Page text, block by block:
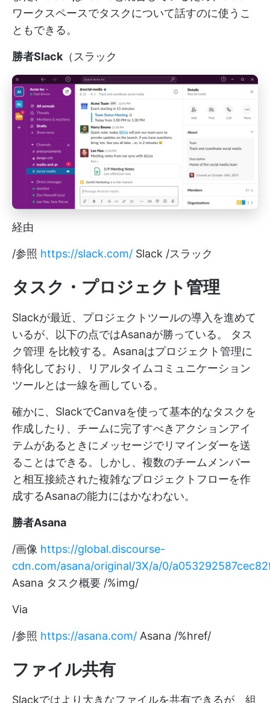
ワークスペースでタスクについて話すのに使うこ
ともできる。
勝者Slack（スラック
経由
/参照 https://slack.com/ Slack /スラック
タスク・プロジェクト管理
Slackが最近、プロジェクトツールの導入を進めて
いるが、以下の点ではAsanaが勝っている。 タス
ク管理 を比較する。Asanaはプロジェクト管理に
特化しており、リアルタイムコミュニケーション
ツールとは一線を画している。
確かに、SlackでCanvaを使って基本的なタスクを
作成したり、チームに完了すべきアクションアイ
テムがあるときにメッセージでリマインダーを送
ることはできる。しかし、複数のチームメンバー
と相互接続された複雑なプロジェクトフローを作
成するAsanaの能力にはかなわない。
勝者Asana
/画像 https://global.discourse-
cdn.com/asana/original/3X/a/0/
Asana タスク概要 /%img/
Via
/参照 https://asana.com/ Asana /%href/
ファイル共有
Slackではより大きなファイルを共有できるが、組